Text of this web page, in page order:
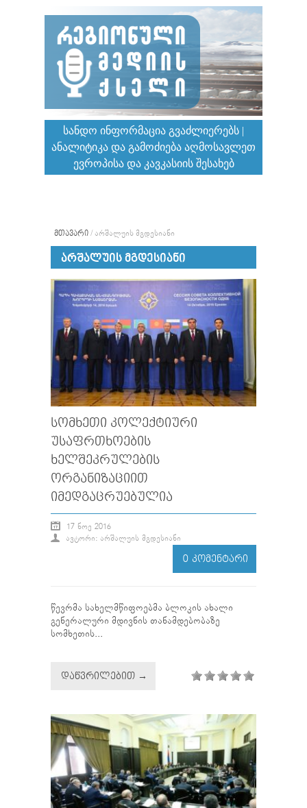
ᲡᲐᲜᲓᲝ ᲘᲜᲤᲝᲠᲛᲐᲪᲘᲐ ᲒᲕᲐᲫᲚᲘᲔᲠᲔᲑᲡ |
ᲐᲜᲐᲚᲘᲢᲘᲙᲐ ᲓᲐ ᲒᲐᲛᲝᲫᲘᲔᲑᲐ ᲐᲦᲛᲝᲡᲐᲕᲚᲔᲗ
ᲔᲕᲠᲝᲞᲘᲡᲐ ᲓᲐ ᲙᲐᲕᲙᲐᲡᲘᲘᲡ ᲨᲔᲡᲐᲮᲔᲑ
ᲛᲗᲐᲕᲐᲠᲘ / ᲐᲠᲨᲐᲚᲣᲘᲡ ᲛᲒᲓᲔᲡᲘᲐᲜᲘ
ᲐᲠᲨᲐᲚᲣᲘᲡ ᲛᲒᲓᲔᲡᲘᲐᲜᲘ
ᲡᲝᲛᲮᲔᲗᲘ ᲙᲝᲚᲔᲥᲢᲘᲣᲠᲘ
ᲣᲡᲐᲤᲠᲗᲮᲝᲔᲑᲘᲡ
ᲮᲔᲚᲨᲔᲙᲠᲣᲚᲔᲑᲘᲡ
ᲝᲠᲒᲐᲜᲘᲖᲐᲪᲘᲘᲗ
ᲘᲛᲔᲓᲒᲐᲪᲠᲣᲔᲑᲣᲚᲘᲐ
17 ᲜᲝᲔ 2016
ᲐᲕᲢᲝᲠᲘ: ᲐᲠᲨᲐᲚᲣᲘᲡ ᲛᲒᲓᲔᲡᲘᲐᲜᲘ
0 ᲙᲝᲛᲔᲜᲢᲐᲠᲘ
წევრმა სახელმწიფოებმა ბლოკის ახალი
გენერალური მდივნის თანამდებობაზე
სომხეთის...
ᲓᲐᲬᲕᲠᲘᲚᲔᲑᲘᲗ →